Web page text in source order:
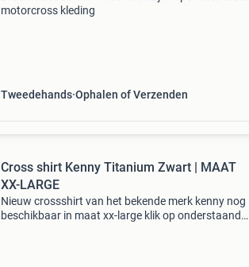
motorcross kleding
Tweedehands Ophalen of Verzenden
Cross shirt Kenny Titanium Zwart | MAAT
XX-LARGE
Nieuw crossshirt van het bekende merk kenny nog
beschikbaar in maat xx-large klik op onderstaande